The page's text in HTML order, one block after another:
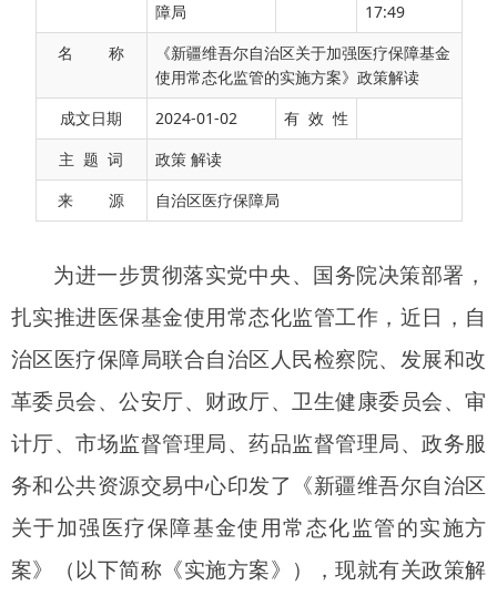
障局
17:49
名 称
《新疆维吾尔自治区关于加强医疗保障基金
使用常态化监管的实施方案》政策解读
成文日期
2024-01-02
有 效 性
主 题 词
政策 解读
来 源
自治区医疗保障局
为进一步贯彻落实党中央、国务院决策部署，
扎实推进医保基金使用常态化监管工作，近日，自
治区医疗保障局联合自治区人民检察院、发展和改
革委员会、公安厅、财政厅、卫生健康委员会、审
计厅、市场监督管理局、药品监督管理局、政务服
关于加强医疗保障基金使用常态化监管的实施方
案》（以下简称《实施方案》），现就有关政策解
读如下：
一、《实施方案》的起草背景及依据
开展医保基金使用常态化监管，是有效维护基
提高基金使用效率、规范医疗服务行为、减轻群众
看病就医负担具有重要意义。为加快构建全方位、
多层次、立体化的医保基金监管体系，着力解决工